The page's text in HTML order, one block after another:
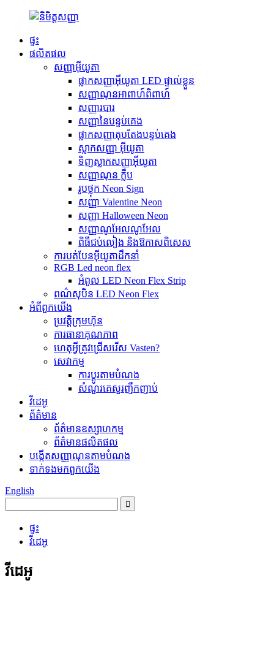
ផ្ទះ
ផលិតផល
សញ្ញាអ៊ីយូតា
ផ្លាកសញ្ញាអ៊ីយូតា LED ផ្ទាល់ខ្លួន
សញ្ញាណុនអាពាហ៍ពិពាហ៍
សញ្ញារបារ
សញ្ញានៃបន្ទប់គេង
ផ្លាកសញ្ញាតុបតែងបន្ទប់គេង
ស្លាកសញ្ញា អ៊ីយូតា
ទិញស្លាកសញ្ញាអ៊ីយូតា
សញ្ញាណុន ក្លឹប
រូបថ្លុក Neon Sign
សញ្ញា Valentine Neon
សញ្ញា Halloween Neon
សញ្ញាណូអែលណូអែល
ពិធីជប់លៀង និងឱកាសពិសេស
ការបត់បែនអ៊ីយូតាដឹកនាំ
RGB Led neon flex
អំពូល LED Neon Flex Strip
ពណ៌សុបិន LED Neon Flex
អំពី​ពួក​យើង
ប្រវត្តិ​ក្រុមហ៊ុន
ការធានា​គុណភាព
ហេតុអ្វីត្រូវជ្រើសរើស Vasten?
សេវាកម្ម
ការប្ដូរតាមបំណង
សំណួរគេសួរញឹកញាប់
វីដេអូ
ព័ត៌មាន
ព័ត៌មានឧស្សាហកម្ម
ព័ត៌មានផលិតផល
បង្កើតសញ្ញាណុនតាមបំណង
ទាក់ទង​មក​ពួក​យើង
English
ផ្ទះ
វីដេអូ
វីដេអូ